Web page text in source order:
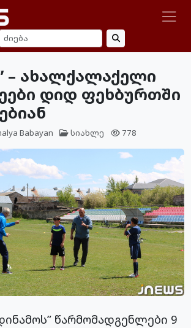
– ახალქალაქელი
დიდ ფეხბურთში
Babayan სიახლე 778
წარმომადგენლები 9